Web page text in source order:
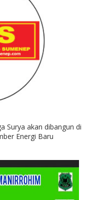
Surya akan dibangun di
Energi Baru